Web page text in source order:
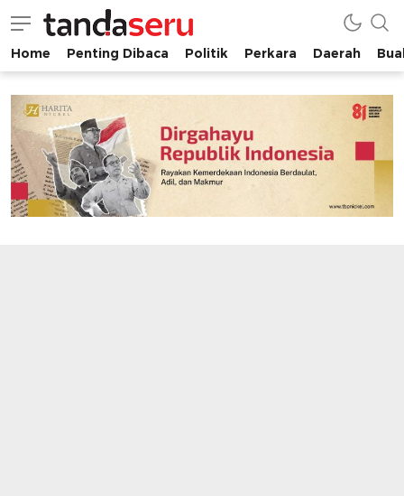
tandaseru.com | Penting Dibaca
tandaseru.com
Home Penting Dibaca Politik Perkara Daerah